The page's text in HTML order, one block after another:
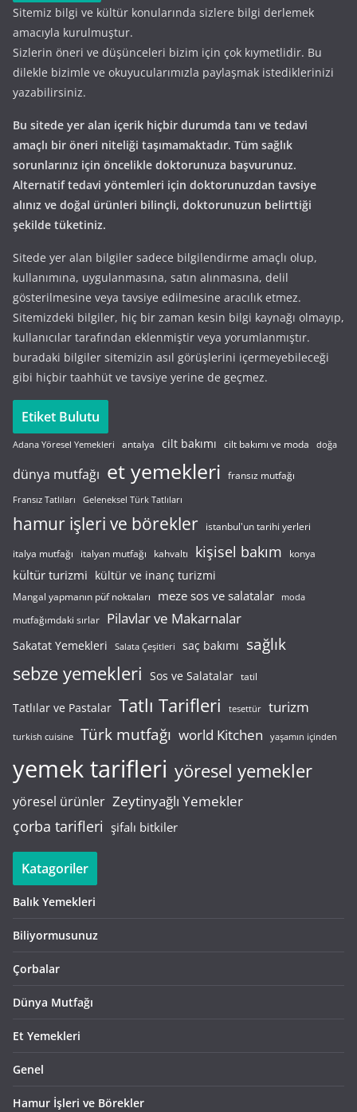
Sitemiz bilgi ve kültür konularında sizlere bilgi derlemek
amacıyla kurulmuştur.
Sizlerin öneri ve düşünceleri bizim için çok kıymetlidir. Bu
dilekle bizimle ve okuyucularımızla paylaşmak istediklerinizi
yazabilirsiniz.
Bu sitede yer alan içerik hiçbir durumda tanı ve tedavi
amaçlı bir öneri niteliği taşımamaktadır. Tüm sağlık
sorunlarınız için öncelikle doktorunuza başvurunuz.
Alternatif tedavi yöntemleri için doktorunuzdan tavsiye
alınız ve doğal ürünleri bilinçli, doktorunuzun belirttiği
şekilde tüketiniz.
Sitede yer alan bilgiler sadece bilgilendirme amaçlı olup,
kullanımına, uygulanmasına, satın alınmasına, delil
gösterilmesine veya tavsiye edilmesine aracılık etmez.
Sitemizdeki bilgiler, hiç bir zaman kesin bilgi kaynağı olmayıp,
kullanıcılar tarafından eklenmiştir veya yorumlanmıştır.
buradaki bilgiler sitemizin asıl görüşlerini içermeyebileceği
gibi hiçbir taahhüt ve tavsiye yerine de geçmez.
Etiket Bulutu
Adana Yöresel Yemekleri antalya cilt bakımı cilt bakımı ve moda doğa
dünya mutfağı et yemekleri fransız mutfağı
Fransız Tatlıları Geleneksel Türk Tatlıları
hamur işleri ve börekler istanbul'un tarihi yerleri
italya mutfağı italyan mutfağı kahvaltı kişisel bakım konya
kültür turizmi kültür ve inanç turizmi
Mangal yapmanın püf noktaları meze sos ve salatalar moda
mutfağımdaki sırlar Pilavlar ve Makarnalar
Sakatat Yemekleri Salata Çeşitleri saç bakımı sağlık
sebze yemekleri Sos ve Salatalar tatil
Tatlılar ve Pastalar Tatlı Tarifleri tesettür turizm
turkish cuisine Türk mutfağı world Kitchen yaşamın içinden
yemek tarifleri yöresel yemekler
yöresel ürünler Zeytinyağlı Yemekler
çorba tarifleri şifalı bitkiler
Katagoriler
Balık Yemekleri
Biliyormusunuz
Çorbalar
Dünya Mutfağı
Et Yemekleri
Genel
Hamur İşleri ve Börekler